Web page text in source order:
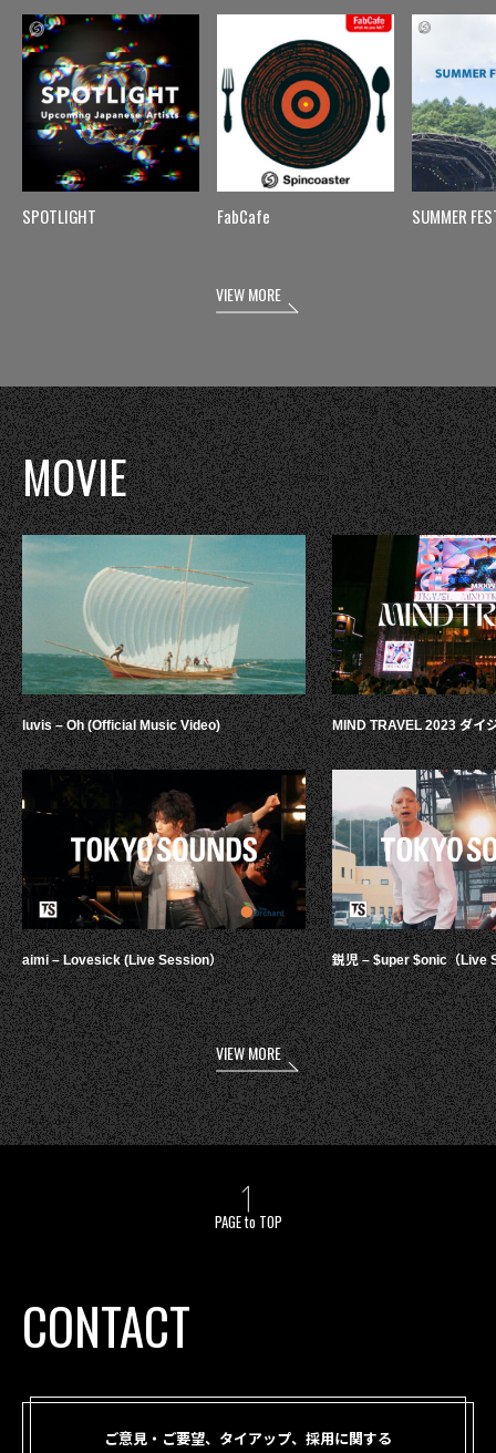
SPOTLIGHT FabCafe SUMMER
VIEW MORE
MOVIE
luvis – Oh (Official Music Video)
aimi – Lovesick (Live Session）
MIND TRAVEL 2023 ダイ
鋭児 – $uper $onic（Live
VIEW MORE
PAGE to TOP
CONTACT
ご意見・ご要望、タイアップ、採用に関する